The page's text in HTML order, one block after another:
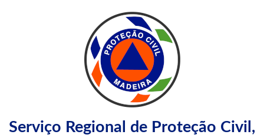
Serviço Regional de Proteção Civil,